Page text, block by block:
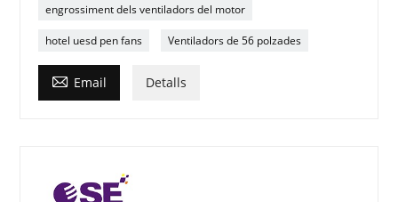
engrossiment dels ventiladors del motor
hotel uesd pen fans Ventiladors de 56 polzades
 Email Detalls